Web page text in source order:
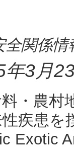
全関係情
年3月
・農村
疾患
Exotic